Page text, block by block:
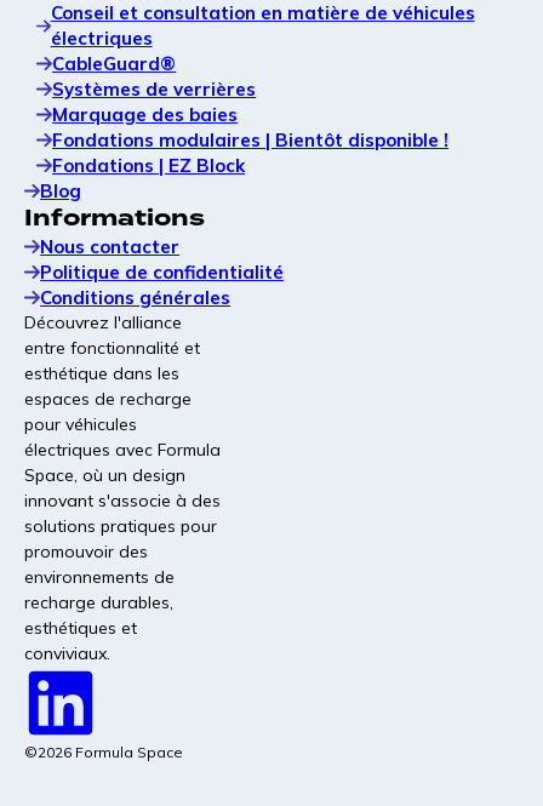
Conseil et consultation en matière de véhicules
électriques
CableGuard®
Systèmes de verrières
Marquage des baies
Fondations modulaires | Bientôt disponible !
Fondations | EZ Block
Blog
Informations
Nous contacter
Politique de confidentialité
Conditions générales
Découvrez l'alliance
entre fonctionnalité et
esthétique dans les
espaces de recharge
pour véhicules
électriques avec Formula
Space, où un design
innovant s'associe à des
solutions pratiques pour
promouvoir des
environnements de
recharge durables,
esthétiques et
conviviaux.
©2026 Formula Space